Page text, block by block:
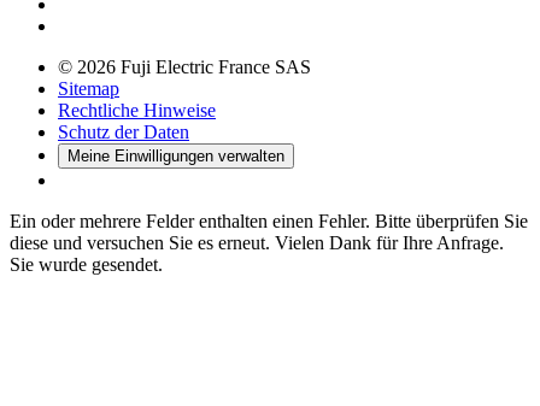
© 2026 Fuji Electric France SAS
Sitemap
Rechtliche Hinweise
Schutz der Daten
Meine Einwilligungen verwalten
Ein oder mehrere Felder enthalten einen Fehler. Bitte überprüfen Sie
diese und versuchen Sie es erneut. Vielen Dank für Ihre Anfrage.
Sie wurde gesendet.